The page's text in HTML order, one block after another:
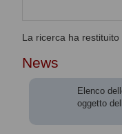
La ricerca ha restituito
News
Elenco
oggetto